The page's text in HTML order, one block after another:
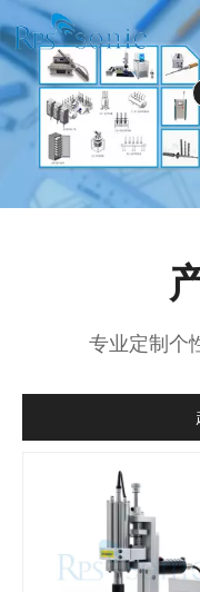
首页
关于RPS-SONIC
产品中心
应用领域
专业定制个